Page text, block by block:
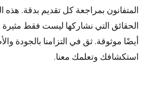
المتفانون بمراجعة كل تقديم بدقة. هذه
الحقائق التي نشاركها ليست فقط مثيرة
أيضًا موثوقة. ثق في التزامنا بالجودة
استكشافك وتعلمك معنا.